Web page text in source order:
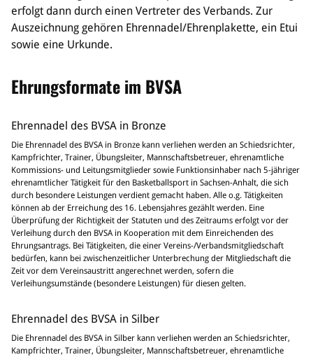
erfolgt dann durch einen Vertreter des Verbands. Zur
Auszeichnung gehören Ehrennadel/Ehrenplakette, ein Etui
sowie eine Urkunde.
Ehrungsformate im BVSA
Ehrennadel des BVSA in Bronze
Die Ehrennadel des BVSA in Bronze kann verliehen werden an Schiedsrichter,
Kampfrichter, Trainer, Übungsleiter, Mannschaftsbetreuer, ehrenamtliche
Kommissions- und Leitungsmitglieder sowie Funktionsinhaber nach 5-jähriger
ehrenamtlicher Tätigkeit für den Basketballsport in Sachsen-Anhalt, die sich
durch besondere Leistungen verdient gemacht haben. Alle o.g. Tätigkeiten
können ab der Erreichung des 16. Lebensjahres gezählt werden. Eine
Überprüfung der Richtigkeit der Statuten und des Zeitraums erfolgt vor der
Verleihung durch den BVSA in Kooperation mit dem Einreichenden des
Ehrungsantrags. Bei Tätigkeiten, die einer Vereins-/Verbandsmitgliedschaft
bedürfen, kann bei zwischenzeitlicher Unterbrechung der Mitgliedschaft die
Zeit vor dem Vereinsaustritt angerechnet werden, sofern die
Verleihungsumstände (besondere Leistungen) für diesen gelten.
Ehrennadel des BVSA in Silber
Die Ehrennadel des BVSA in Silber kann verliehen werden an Schiedsrichter,
Kampfrichter, Trainer, Übungsleiter, Mannschaftsbetreuer, ehrenamtliche